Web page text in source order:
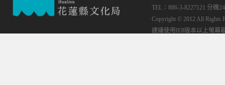
TEL：886-3-8227121 分機
Copyright © 2012 All Rights
建議使用IE8版本以上螢幕